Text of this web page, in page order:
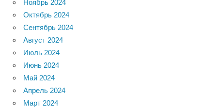
Ноябрь 2024
Октябрь 2024
Сентябрь 2024
Август 2024
Июль 2024
Июнь 2024
Май 2024
Апрель 2024
Март 2024